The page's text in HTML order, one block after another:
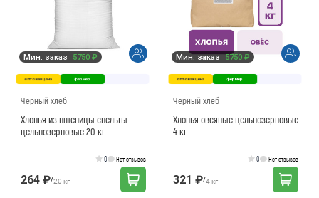
Мин. заказ 5750 ₽
оптовая цена фермер
Черный хлеб
Хлопья из пшеницы спельты
цельнозерновые 20 кг
0 Нет отзывов
264 ₽/20 кг
Мин. заказ 5750 ₽
оптовая цена фермер
Черный хлеб
Хлопья овсяные цельнозерновые
4 кг
0 Нет отзывов
321 ₽/4 кг